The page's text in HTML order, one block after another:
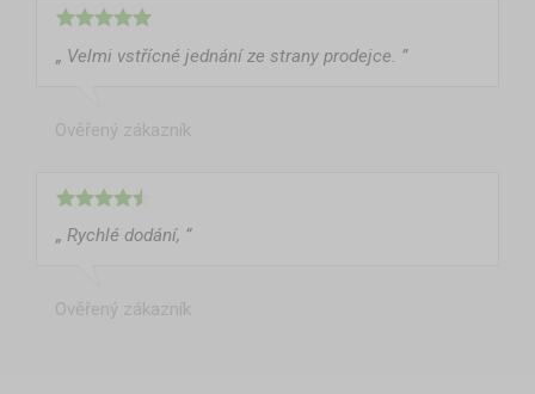
„ Velmi vstřícné jednání ze strany prodejce. ”
Ověřený zákazník
„ Rychlé dodání, ”
Ověřený zákazník